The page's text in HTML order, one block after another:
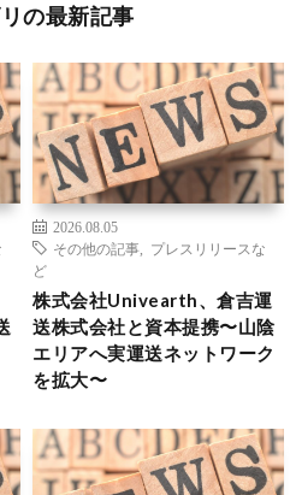
の最新記事
2026.08.05
その他の記事
プレスリリースな
ど
株式会社Univearth、倉吉運
送株式会社と資本提携〜山陰
エリアへ実運送ネットワーク
を拡大〜